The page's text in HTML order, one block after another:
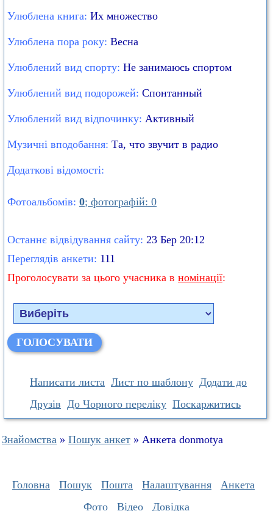
Улюблена книга: Их множество
Улюблена пора року: Весна
Улюблений вид спорту: Не занимаюсь спортом
Улюблений вид подорожей: Спонтанный
Улюблений вид відпочинку: Активный
Музичні вподобання: Та, что звучит в радио
Додаткові відомості:
Фотоальбомів: 0; фотографій: 0
Останнє відвідування сайту: 23 Бер 20:12
Переглядів анкети: 111
Проголосувати за цього учасника в номінації:
Написати листа Лист по шаблону Додати до
Друзів
До Чорного переліку Поскаржитись
Знайомства » Пошук анкет » Анкета donmotya
Головна Пошук Пошта Налаштування
Анкета
Фото
Відео Довідка